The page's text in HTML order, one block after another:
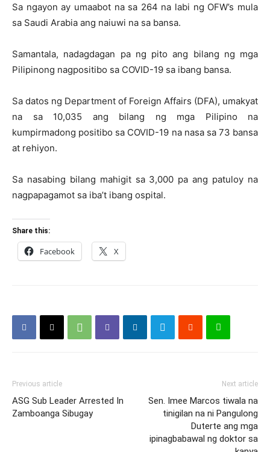
Sa ngayon ay umaabot na sa 264 na labi ng OFW’s mula
sa Saudi Arabia ang naiuwi na sa bansa.
Samantala, nadagdagan pa ng pito ang bilang ng mga
Pilipinong nagpositibo sa COVID-19 sa ibang bansa.
Sa datos ng Department of Foreign Affairs (DFA), umakyat
na sa 10,035 ang bilang ng mga Pilipino na
kumpirmadong positibo sa COVID-19 na nasa sa 73 bansa
at rehiyon.
Sa nasabing bilang mahigit sa 3,000 pa ang patuloy na
nagpapagamot sa iba’t ibang ospital.
Share this:
Facebook X
Previous article
ASG Sub Leader Arrested In
Zamboanga Sibugay
Next article
Sen. Imee Marcos tiwala na
tinigilan na ni Pangulong
Duterte ang mga
ipinagbabawal ng doktor sa